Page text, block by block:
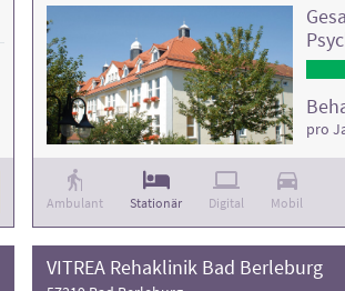
Ambulant Stationär Digital Mobil
pro
VITREA Rehaklinik Bad Berleburg